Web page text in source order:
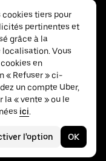
cookies tiers pour
pertinentes et
grâce à la
Vous
en
« Refuser » ci-
un compte Uber,
la « vente » ou le
ici.
l'option OK